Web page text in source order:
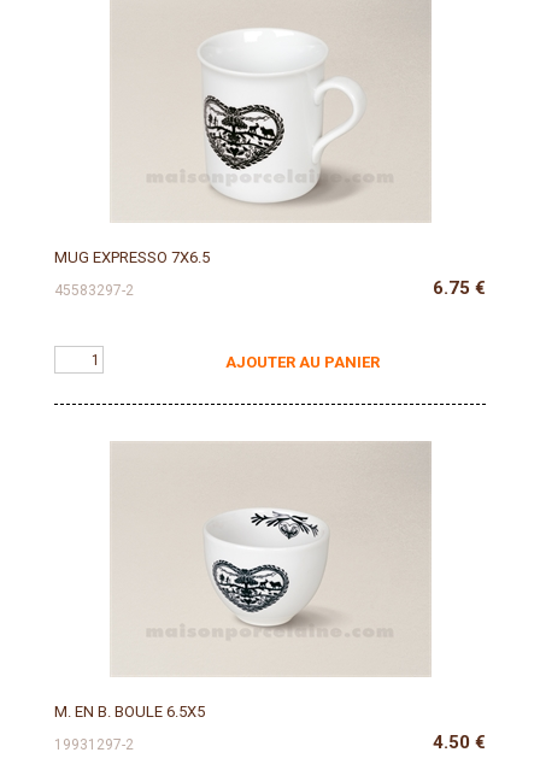
MUG EXPRESSO 7X6.5
45583297-2 6.75 €
AJOUTER AU PANIER
M. EN B. BOULE 6.5X5
19931297-2 4.50 €